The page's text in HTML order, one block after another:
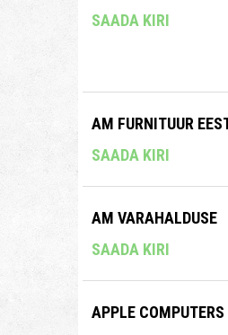
SAADA KIRI
AM FURNITUUR
SAADA KIRI
AM VARAHALDUSE
SAADA KIRI
APPLE COMPUTERS